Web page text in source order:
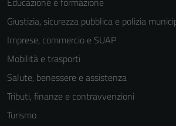
Giustizia, sicurezza pubblica e polizia
Imprese, commercio e SUAP
Mobilità e trasporti
Salute, benessere e assistenza
Tributi, finanze e contravvenzioni
Turismo